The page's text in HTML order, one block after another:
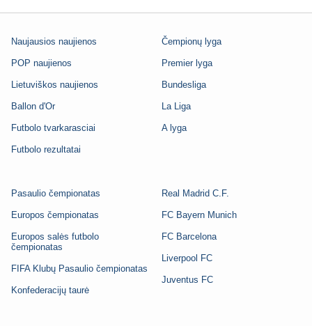
Naujausios naujienos
POP naujienos
Lietuviškos naujienos
Ballon d'Or
Futbolo tvarkarasciai
Futbolo rezultatai
Čempionų lyga
Premier lyga
Bundesliga
La Liga
A lyga
Pasaulio čempionatas
Europos čempionatas
Europos salės futbolo
čempionatas
FIFA Klubų Pasaulio čempionatas
Konfederacijų taurė
Real Madrid C.F.
FC Bayern Munich
FC Barcelona
Liverpool FC
Juventus FC